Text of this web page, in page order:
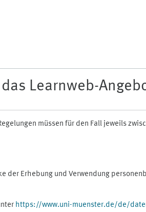
Learnweb-
müssen für den Fall jeweils
der Erhebung und Verwendung
https://www.uni-muenster.de/de/